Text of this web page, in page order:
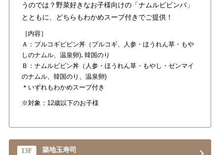
うのでは？野菜好きなお子様向けの「ナムルビビンパ」
とともに、どちらもわかめスープ付きでご提供！
［内容］
Ａ：プルコギビビン丼（プルコギ、人参・ほうれん草・もや
しのナムル、温泉卵)､韓国のり
Ｂ：ナムルビビン丼（人参・ほうれん草・もやし・ゼンマイ
のナムル、韓国のり、温泉卵)
＊いずれもわかめスープ付き
※対象：12歳以下のお子様
13F 築地玉寿司